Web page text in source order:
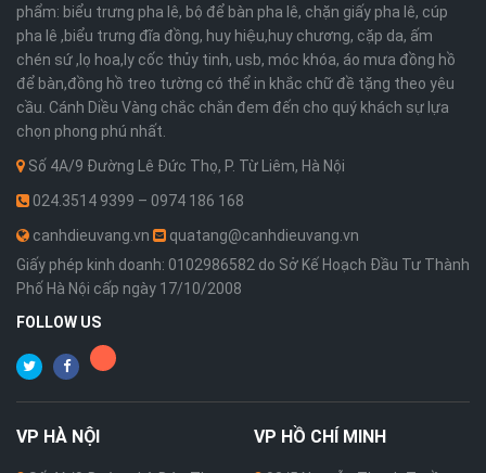
phẩm: biểu trưng pha lê, bộ để bàn pha lê, chặn giấy pha lê, cúp
pha lê ,biểu trưng đĩa đồng, huy hiệu,huy chương, cặp da, ấm
chén sứ ,lọ hoa,ly cốc thủy tinh, usb, móc khóa, áo mưa đồng hồ
để bàn,đồng hồ treo tường có thể in khắc chữ đề tặng theo yêu
cầu. Cánh Diều Vàng chắc chắn đem đến cho quý khách sự lựa
chọn phong phú nhất.
Số 4A/9 Đường Lê Đức Thọ, P. Từ Liêm, Hà Nội
024.3514 9399 – 0974 186 168
canhdieuvang.vn
quatang@canhdieuvang.vn
Giấy phép kinh doanh: 0102986582 do Sở Kế Hoạch Đầu Tư Thành
Phố Hà Nội cấp ngày 17/10/2008
FOLLOW US
VP HÀ NỘI VP HỒ CHÍ MINH